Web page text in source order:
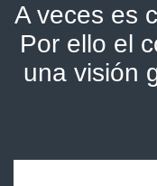
A veces es
Por ello el
una visión